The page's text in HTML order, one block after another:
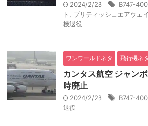
2024/2/28 B747-400
ト
ブリティッシュエアウェ
機退役
ワンワールドネタ 飛行機ネタ
カンタス航空 ジャン
時廃止
2024/2/28 B747-400
退役